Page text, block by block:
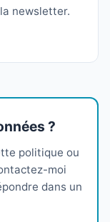
newsletter.
?
politique ou
moi
dans un